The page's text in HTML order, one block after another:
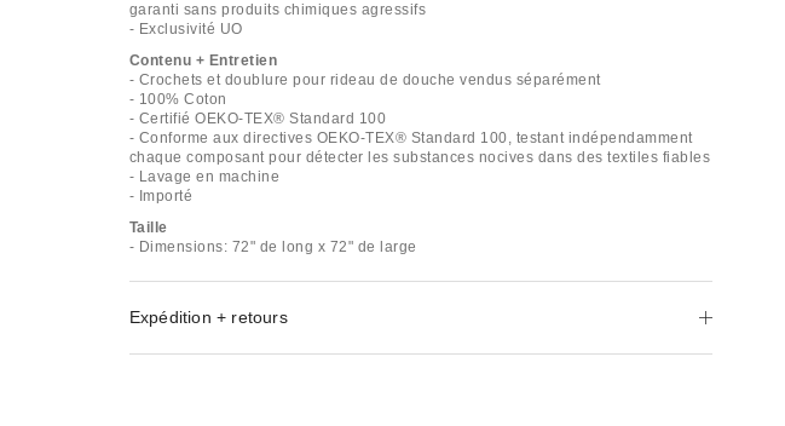
garanti sans produits chimiques agressifs
- Exclusivité UO
Contenu + Entretien
- Crochets et doublure pour rideau de douche vendus séparément
- 100% Coton
- Certifié OEKO-TEX® Standard 100
- Conforme aux directives OEKO-TEX® Standard 100, testant indépendamment
chaque composant pour détecter les substances nocives dans des textiles fiables
- Lavage en machine
- Importé
Taille
- Dimensions: 72" de long x 72" de large
Expédition + retours